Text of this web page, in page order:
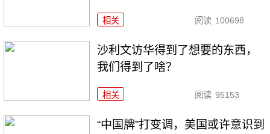
相关 阅读 100698
沙利文访华得到了想要的东西，
我们得到了啥？
相关 阅读 95153
“中国牌”打变调，美国或许意识到